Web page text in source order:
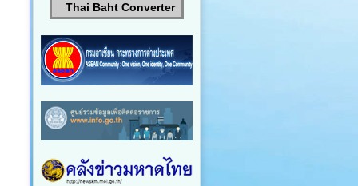
Thai Baht Converter